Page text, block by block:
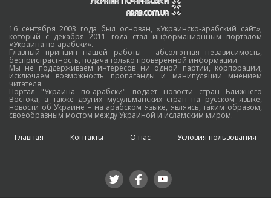
16 сентября 2003 года был основан, «Украинско-арабский сайт»,
который с декабря 2011 года стал информационным порталом
«Украина по-арабски».
Главный принцип нашей работы – абсолютная независимость,
беспристрастность, подача только проверенной информации.
Мы не поддерживаем интересов ни одной партии, корпорации,
исключаем возможность пропаганды и манипуляции мнением
читателя.
Портал "Украина по-арабски" подает новости стран Ближнего
Востока, а также других мусульманских стран на русском языке,
новости об Украине – на арабском языке, являясь, таким образом,
своеобразным мостом между Украиной и исламским миром.
Главная Контакты О нас Условия пользования